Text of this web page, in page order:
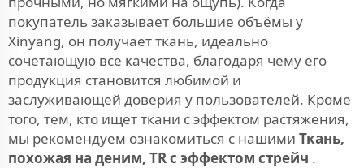
покупатель заказывает большие объёмы у
Xinyang, он получает ткань, идеально
сочетающую все качества, благодаря чему его
продукция становится любимой и
заслуживающей доверия у пользователей. Кроме
того, тем, кто ищет ткани с эффектом растяжения,
мы рекомендуем ознакомиться с нашими Ткань,
похожая на деним, TR с эффектом стрейч .